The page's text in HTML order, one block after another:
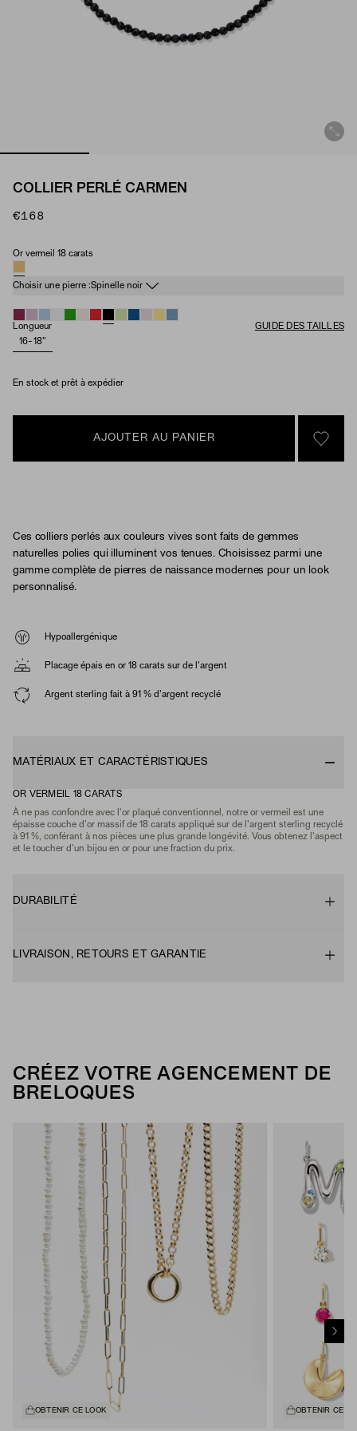
COLLIER PERLÉ CARMEN
€168
Matériau
Or vermeil 18 carats
Pierre de naissance
Choisir une pierre :Spinelle noir
Longueur
GUIDE DES TAILLES
16-18"
En stock et prêt à expédier
AJOUTER AU PANIER
SIGN
Ces colliers perlés aux couleurs vives sont faits de gemmes
naturelles polies qui illuminent vos tenues. Choisissez parmi une
gamme complète de pierres de naissance modernes pour un look
personnalisé.
Hypoallergénique
Placage épais en or 18 carats sur de l'argent
Argent sterling fait à 91 % d'argent recyclé
MATÉRIAUX ET CARACTÉRISTIQUES
OR VERMEIL 18 CARATS
À ne pas confondre avec l'or plaqué conventionnel, notre or vermeil est une
épaisse couche d'or massif de 18 carats appliqué sur de l'argent sterling recyclé
à 91 %, conférant à nos pièces une plus grande longévité. Vous obtenez l'aspect
et le toucher d'un bijou en or pour une fraction du prix.
DURABILITÉ
LIVRAISON, RETOURS ET GARANTIE
CRÉEZ VOTRE AGENCEMENT DE
BRELOQUES
OBTENIR CE LOOK OBTENIR CE